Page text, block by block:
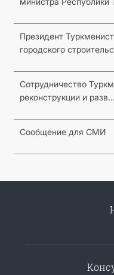
Президент
городского
Сотрудничество
реконструкции и разв...
Сообщение для СМИ